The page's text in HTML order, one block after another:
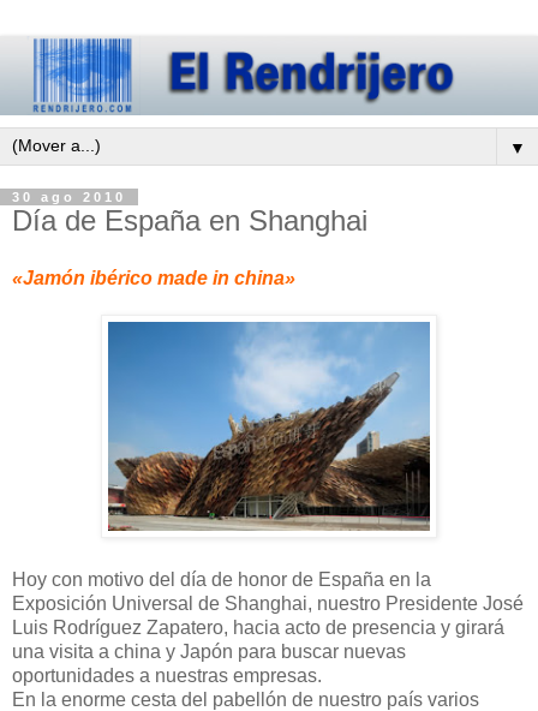
▼
30 ago 2010
Día de España en Shanghai
«Jamón ibérico made in china»
Hoy con motivo del día de honor de España en la
Exposición Universal de Shanghai, nuestro Presidente José
Luis Rodríguez Zapatero, hacia acto de presencia y girará
una visita a china y Japón para buscar nuevas
oportunidades a nuestras empresas.
En la enorme cesta del pabellón de nuestro país varios